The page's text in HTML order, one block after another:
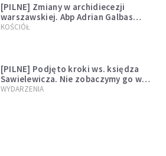
[PILNE] Zmiany w archidiecezji
warszawskiej. Abp Adrian Galbas
wręczył dekrety nowym proboszczom
KOŚCIÓŁ
[PILNE] Podjęto kroki ws. księdza
Sawielewicza. Nie zobaczymy go w
mediach
WYDARZENIA